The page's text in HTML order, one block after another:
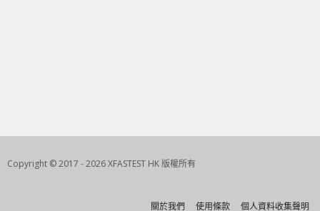
Copyright © 2017 - 2026 XFASTEST HK 版權所有
關於我們 使用條款 個人資料收集聲明